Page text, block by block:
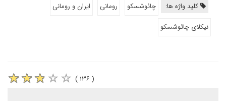
کلید واژه ها: چائوشسکو رومانی
ایران و رومانی
نیکلای چائوشسکو
( ۱۳۶ )